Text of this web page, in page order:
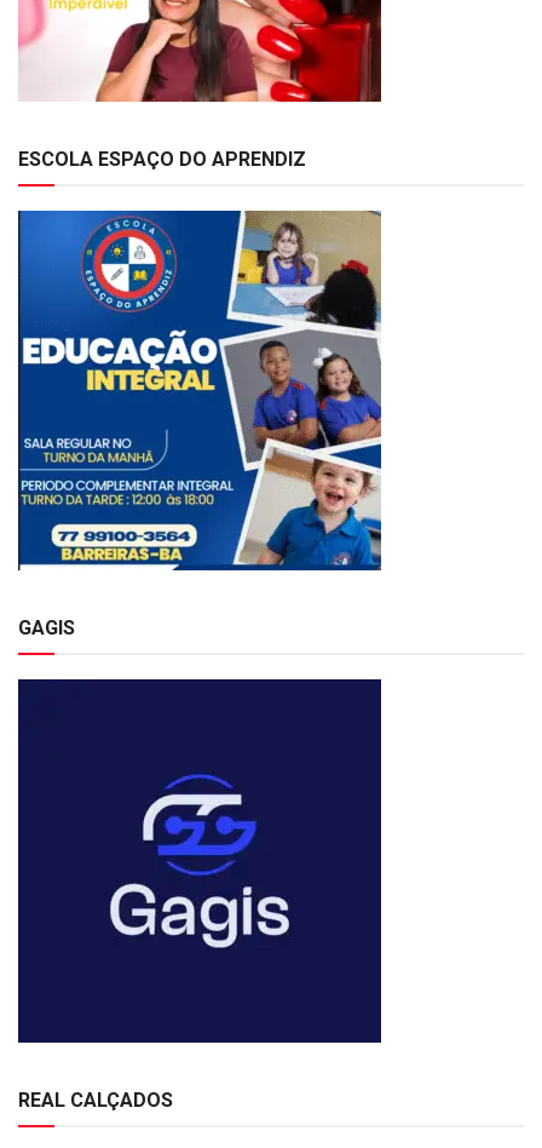
ESCOLA ESPAÇO DO APRENDIZ
GAGIS
REAL CALÇADOS